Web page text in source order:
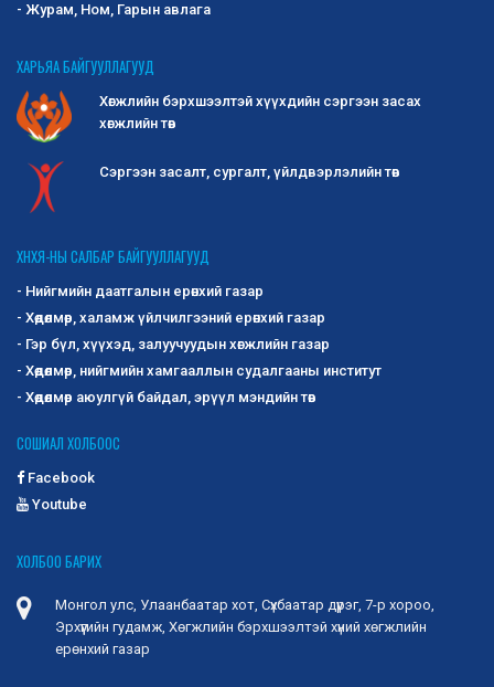
- Журам, Ном, Гарын авлага
ХАРЬЯА БАЙГУУЛЛАГУУД
Хөгжлийн бэрхшээлтэй хүүхдийн сэргээн засах
хөгжлийн төв
Сэргээн засалт, сургалт, үйлдвэрлэлийн төв
ХНХЯ-НЫ САЛБАР БАЙГУУЛЛАГУУД
- Нийгмийн даатгалын ерөнхий газар
- Хөдөлмөр, халамж үйлчилгээний ерөнхий газар
- Гэр бүл, хүүхэд, залуучуудын хөгжлийн газар
- Хөдөлмөр, нийгмийн хамгааллын судалгааны институт
- Хөдөлмөр аюулгүй байдал, эрүүл мэндийн төв
СОШИАЛ ХОЛБООС
Facebook
Youtube
ХОЛБОО БАРИХ
Монгол улс, Улаанбаатар хот, Сүхбаатар дүүрэг, 7-р хороо,
Эрхүүгийн гудамж, Хөгжлийн бэрхшээлтэй хүний хөгжлийн
ерөнхий газар